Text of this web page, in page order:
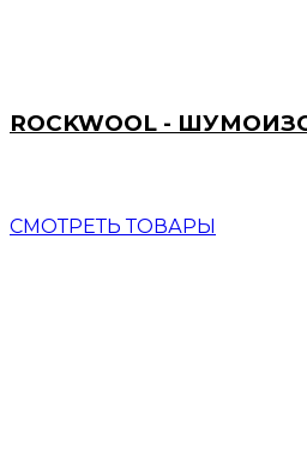
ROCKWOOL -
СМОТРЕТЬ ТОВАРЫ